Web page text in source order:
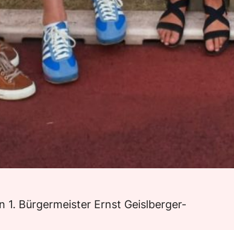
Bürgermeister Ernst Geislberger-